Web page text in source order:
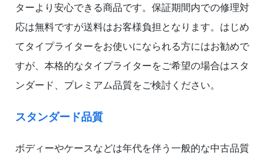
ターより安心できる商品です。保証期間内での修理対
応は無料ですが送料はお客様負担となります。はじめ
てタイプライターをお使いになられる方にはお勧めで
すが、本格的なタイプライターをご希望の場合はスタ
ンダード、プレミアム品質をご検討ください。
スタンダード品質
ボディーやケースなどは年代を伴う一般的な中古品質